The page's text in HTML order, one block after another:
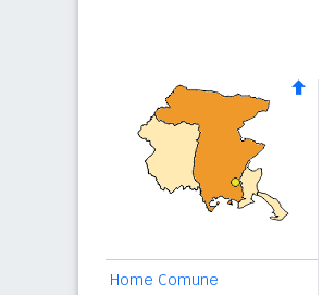
Home Comune